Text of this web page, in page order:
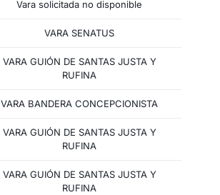
Vara solicitada no disponible
VARA SENATUS
VARA GUIÓN DE SANTAS JUSTA Y
RUFINA
VARA BANDERA CONCEPCIONISTA
VARA GUIÓN DE SANTAS JUSTA Y
RUFINA
VARA GUIÓN DE SANTAS JUSTA Y
RUFINA